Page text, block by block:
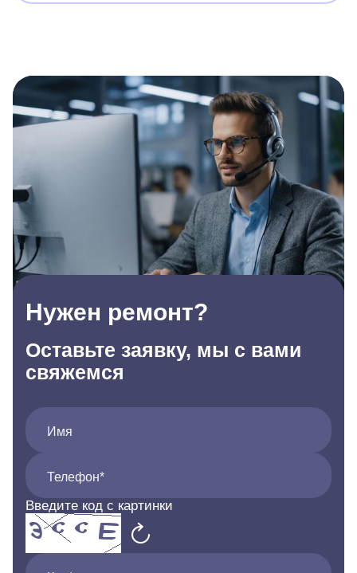
Нужен ремонт?
Оставьте заявку, мы с вами
свяжемся
Имя
Телефон*
Введите код с картинки